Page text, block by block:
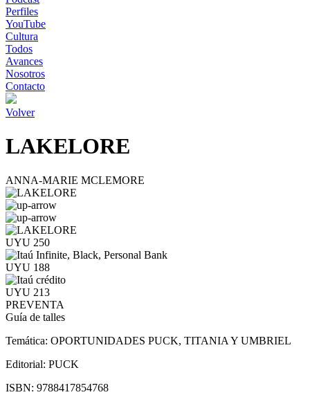
Perfiles
YouTube
Cultura
Todos
Avances
Nosotros
Contacto
Volver
LAKELORE
ANNA-MARIE MCLEMORE
UYU 250
UYU 188
UYU 213
PREVENTA
Guía de talles
Temática: OPORTUNIDADES PUCK, TITANIA Y UMBRIEL
Editorial: PUCK
ISBN: 9788417854768